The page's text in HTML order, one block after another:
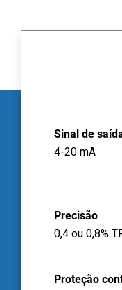
Sinal de
4-20 mA
Precisão
0,4 ou 0,8%
Proteção